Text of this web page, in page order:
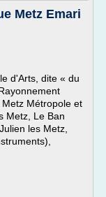
Metz Emari
d'Arts, dite « du
Métropole et
Metz, Le Ban
les Metz,